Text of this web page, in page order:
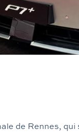
de Rennes,